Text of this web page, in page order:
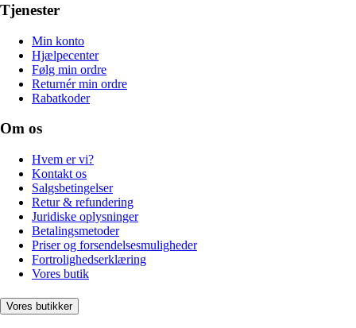
Tjenester
Min konto
Hjælpecenter
Følg min ordre
Returnér min ordre
Rabatkoder
Om os
Hvem er vi?
Kontakt os
Salgsbetingelser
Retur & refundering
Juridiske oplysninger
Betalingsmetoder
Priser og forsendelsesmuligheder
Fortrolighedserklæring
Vores butik
Vores butikker